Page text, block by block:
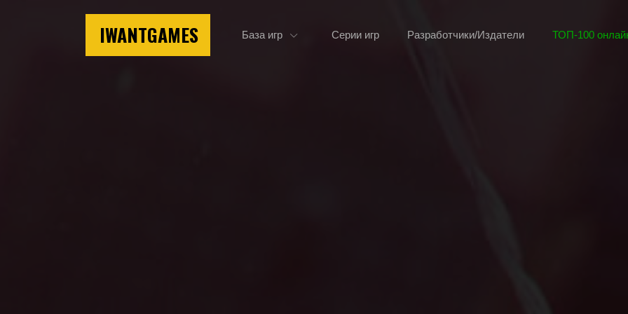
IWANTGAMES База игр Серии игр Разработчики/Издатели ТОП-100